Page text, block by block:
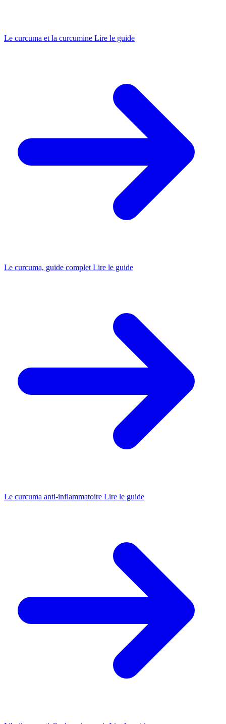
Le curcuma et la curcumine Lire le guide
Le curcuma, guide complet Lire le guide
Le curcuma anti-inflammatoire Lire le guide